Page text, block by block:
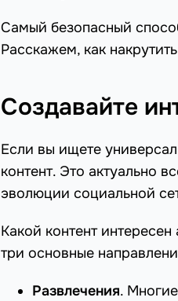
Самый безопасный
Расскажем, как
Создавайте
Если вы ищете
контент. Это актуально
эволюции социальной
Какой контент
три основные
Развлечения.